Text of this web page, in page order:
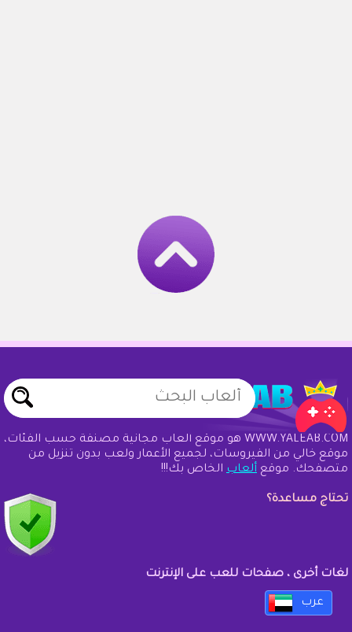
WWW.YALEAB.COM هو موقع ألعاب مجانية مصنفة حسب الفئات،
موقع خالي من الفيروسات، لجميع الأعمار ولعب بدون تنزيل من
متصفحك. موقع ألعاب الخاص بك!!!
تحتاج مساعدة؟
لغات أخرى ، صفحات للعب على الإنترنت
عرب